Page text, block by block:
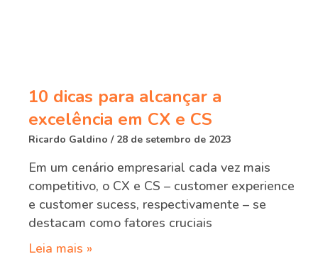
10 dicas para alcançar a
excelência em CX e CS
Ricardo Galdino 28 de setembro de 2023
Em um cenário empresarial cada vez mais
competitivo, o CX e CS – customer experience
e customer sucess, respectivamente – se
destacam como fatores cruciais
Leia mais »